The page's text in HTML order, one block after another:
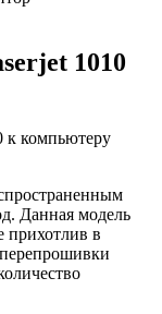
1010
Данная модель
прихотлив в
перепрошивки